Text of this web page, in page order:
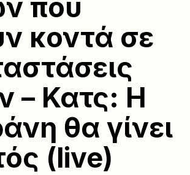
που
κοντά σε
– Κατς: Η
θα γίνει
(live)